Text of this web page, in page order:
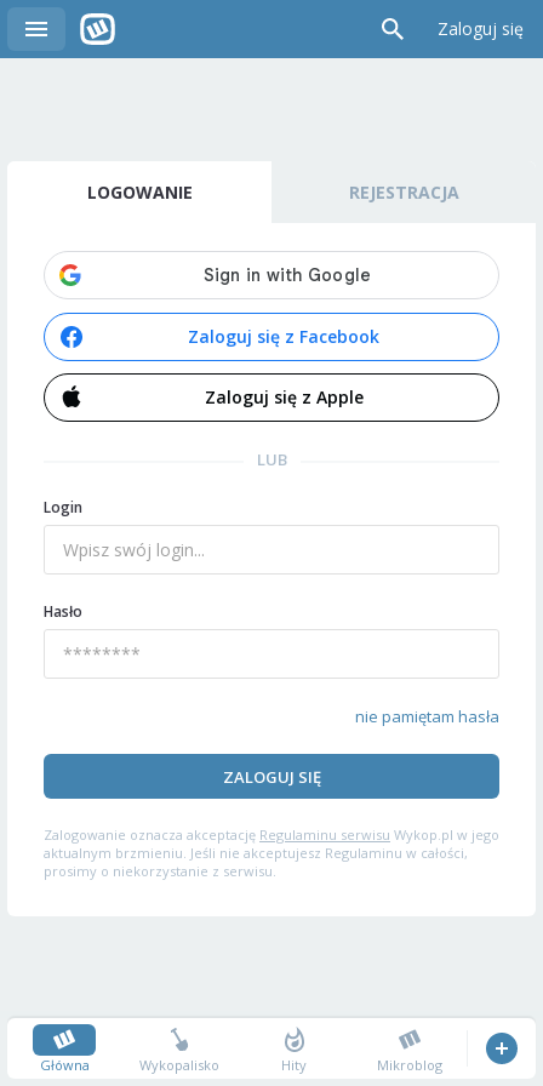
Zaloguj się
LOGOWANIE REJESTRACJA
Zaloguj się z Facebook
Zaloguj się z Apple
LUB
Login
Hasło
nie pamiętam hasła
ZALOGUJ SIĘ
Zalogowanie oznacza akceptację Regulaminu serwisu Wykop.pl w jego
aktualnym brzmieniu. Jeśli nie akceptujesz Regulaminu w całości,
prosimy o niekorzystanie z serwisu.
Główna Wykopalisko Hity Mikroblog